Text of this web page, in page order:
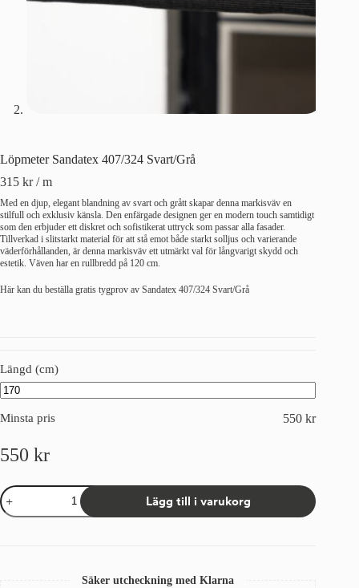
Löpmeter Sandatex 407/324 Svart/Grå
315 kr / m
Med en djup, elegant blandning av svart och grått skapar denna markisväv en
stilfull och exklusiv känsla. Den enfärgade designen ger en modern touch samtidigt
som den erbjuder ett diskret och sofistikerat uttryck som passar alla fasader.
Tillverkad i slitstarkt material för att stå emot både starkt solljus och varierande
väderförhållanden, är denna markisväv ett utmärkt val för långvarigt skydd och
estetik. Väven har en rullbredd på 120 cm.
Här kan du beställa gratis tygprov av Sandatex 407/324 Svart/Grå
Längd (cm)
Minsta pris 550kr
550 kr
Löpmeter
Sandatex
407/324
Lägg till i varukorg
Säker utcheckning med Klarna